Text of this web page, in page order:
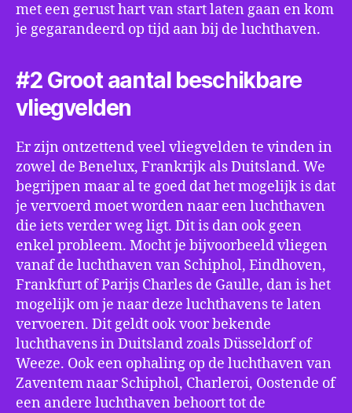
met een gerust hart van start laten gaan en kom
je gegarandeerd op tijd aan bij de luchthaven.
#2 Groot aantal beschikbare
vliegvelden
Er zijn ontzettend veel vliegvelden te vinden in
zowel de Benelux, Frankrijk als Duitsland. We
begrijpen maar al te goed dat het mogelijk is dat
je vervoerd moet worden naar een luchthaven
die iets verder weg ligt. Dit is dan ook geen
enkel probleem. Mocht je bijvoorbeeld vliegen
vanaf de luchthaven van Schiphol, Eindhoven,
Frankfurt of Parijs Charles de Gaulle, dan is het
mogelijk om je naar deze luchthavens te laten
vervoeren. Dit geldt ook voor bekende
luchthavens in Duitsland zoals Düsseldorf of
Weeze. Ook een ophaling op de luchthaven van
Zaventem naar Schiphol, Charleroi, Oostende of
een andere luchthaven behoort tot de